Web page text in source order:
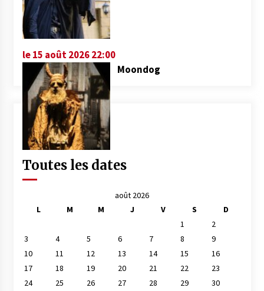
le 15 août 2026 22:00
Moondog
Toutes les dates
août 2026
L
M M J V S
D
1
2
3
4 5 6 7 8
9
10
11 12 13 14 15
16
17
18 19 20 21 22
23
24
25 26 27 28 29
30